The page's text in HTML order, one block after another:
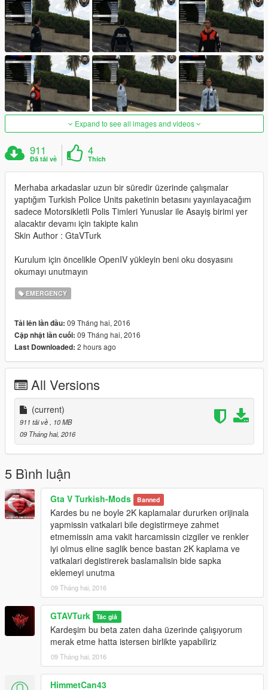
Expand to see all images and videos
911
Đã tải về
4
Thích
Merhaba arkadaslar uzun bir süredir üzerinde çalışmalar
yaptığım Turkish Police Units paketinin betasını yayınlayacağım
sadece Motorsikletli Polis Timleri Yunuslar ile Asayiş birimi yer
alacaktır devamı için takipte kalın
Skin Author : GtaVTurk
Kurulum için öncelikle OpenIV yükleyin beni oku dosyasını
okumayı unutmayın
EMERGENCY
Tải lên lần đầu: 09 Tháng hai, 2016
Cập nhật lần cuối: 09 Tháng hai, 2016
Last Downloaded: 2 hours ago
All Versions
(current)
911 tải về, 10 MB
09 Tháng hai, 2016
5 Bình luận
Gta V Turkish-Mods Banned
Kardes bu ne boyle 2K kaplamalar dururken orijinala
yapmissin vatkalari bile degistirmeye zahmet
etmemissin ama vakit harcamissin cizgiler ve renkler
iyi olmus eline saglik bence bastan 2K kaplama ve
vatkalari degistirerek baslamalisin bide sapka
eklemeyi unutma
09 Tháng hai, 2016
GTAVTurk Tác giả
Kardeşim bu beta zaten daha üzerinde çalışıyorum
merak etme hatta istersen birlikte yapabiliriz
09 Tháng hai, 2016
HimmetCan43